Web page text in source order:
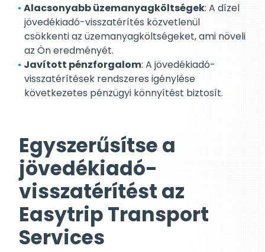
Alacsonyabb üzemanyagköltségek: A dízel
jövedékiadó-visszatérítés közvetlenül
csökkenti az üzemanyagköltségeket, ami növeli
az Ön eredményét.
Javított pénzforgalom: A jövedékiadó-
visszatérítések rendszeres igénylése
következetes pénzügyi könnyítést biztosít.
Egyszerűsítse a
jövedékiadó-
visszatérítést az
Easytrip Transport
Services